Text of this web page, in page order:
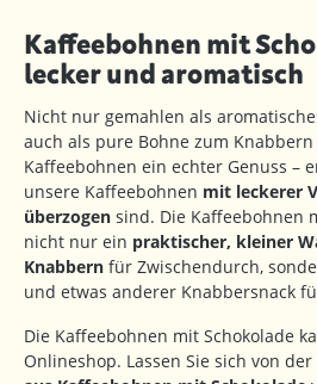
Kaffeebohnen mit
lecker und aromatisch
Nicht nur gemahlen als
auch als pure Bohne zum
Kaffeebohnen ein echter Genuss –
unsere Kaffeebohnen mit leckerer
überzogen sind. Die Kaffeebohnen
nicht nur ein praktischer, kleiner
Knabbern für Zwischendurch,
und etwas anderer Knabbersnack
Die Kaffeebohnen mit Schokolade
Onlineshop. Lassen Sie sich von der